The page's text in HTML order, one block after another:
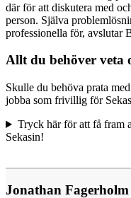
där för att diskutera med
person. Själva
professionella för, avslutar
Allt du behöver veta
Skulle du behöva prata
jobba som frivillig för
Tryck här för att få fram
Sekasin!
Jonathan Fagerholm